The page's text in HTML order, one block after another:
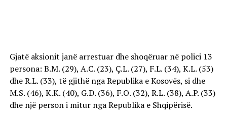
Gjatë aksionit janë arrestuar dhe shoqëruar në polici 13
persona: B.M. (29), A.C. (23), Ç.L. (27), F.L. (34), K.L. (53)
dhe R.L. (33), të gjithë nga Republika e Kosovës, si dhe
M.S. (46), K.K. (40), G.D. (36), F.O. (32), R.L. (38), A.P. (33)
dhe një person i mitur nga Republika e Shqipërisë.